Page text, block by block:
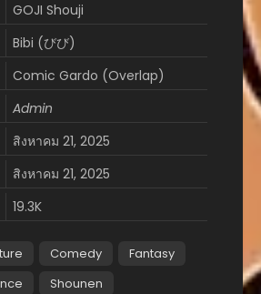
GOJI Shouji
Bibi (びび)
Comic Gardo (Overlap)
Admin
สิงหาคม 21, 2025
สิงหาคม 21, 2025
19.3K
Comedy
Fantasy
Shounen